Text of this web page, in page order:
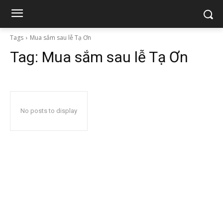
Tags Mua sắm sau lễ Tạ Ơn
Tag: Mua sắm sau lễ Tạ Ơn
No posts to display